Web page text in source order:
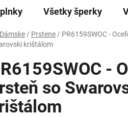
Všetky šperky
Dámske / Prstene / PR6159SWOC -
krištálom
-
so